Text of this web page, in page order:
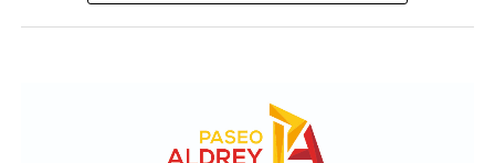
10 a 12 en la Biblioteca de Autores Marplatenses,
ubicada en el primer piso del edificio.